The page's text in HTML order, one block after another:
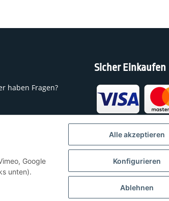
haben Fragen?
Sicher Einkaufen
Google
unten).
Alle akzeptieren
Konfigurieren
Ablehnen